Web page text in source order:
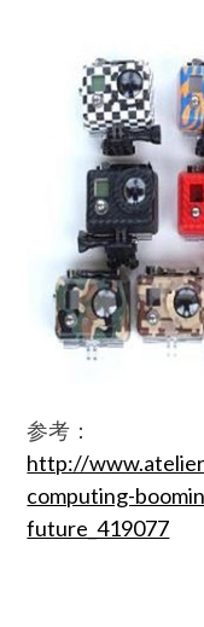
参考：
http://
computing-
future_419077